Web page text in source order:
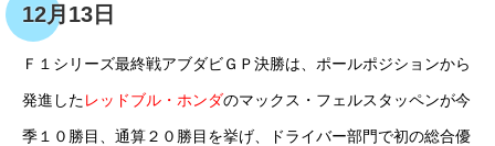
12月13日
Ｆ１シリーズ最終戦アブダビＧＰ決勝は、ポールポジションから
発進したレッドブル・ホンダのマックス・フェルスタッペンが今
季１０勝目、通算２０勝目を挙げ、ドライバー部門で初の総合優